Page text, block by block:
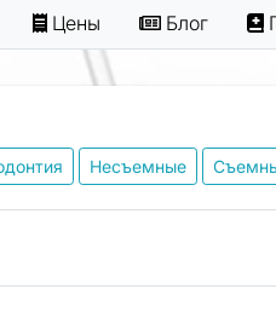
Цены Блог
Несъемные